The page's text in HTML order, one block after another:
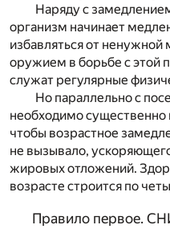
Наряду с
организм начинает
избавляться от
оружием в борьбе с этой
служат регулярные
Но параллельно с
необходимо существенно
чтобы возрастное
не вызывало,
жировых отложений.
возрасте строится по
Правило первое.